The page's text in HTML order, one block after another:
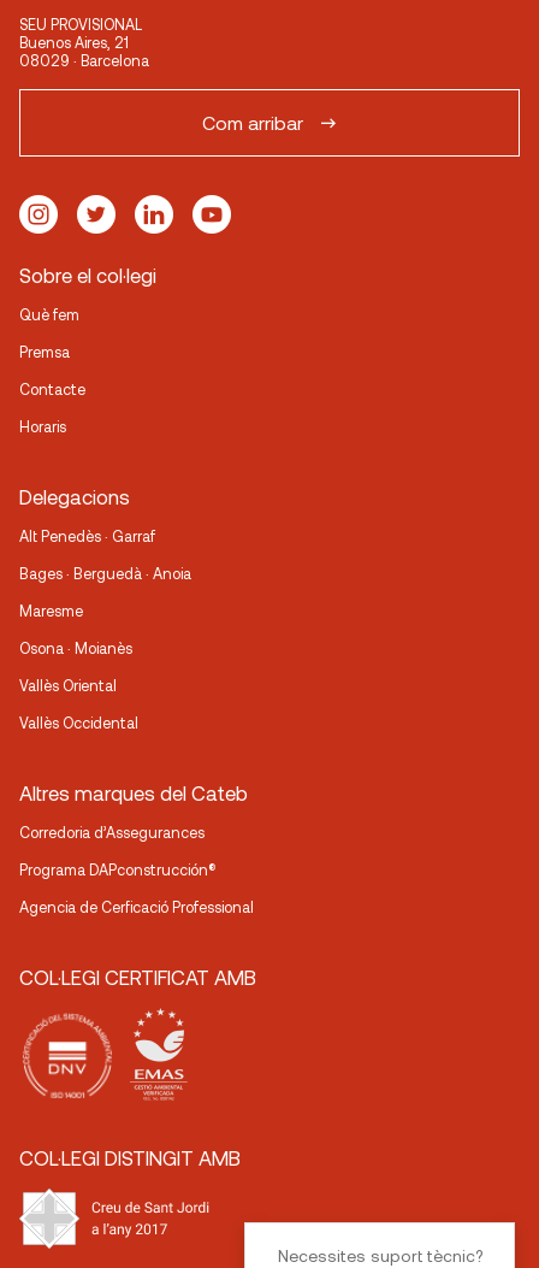
SEU PROVISIONAL
Buenos Aires, 21
08029 · Barcelona
Com arribar
Sobre el col·legi
Què fem
Premsa
Contacte
Horaris
Delegacions
Alt Penedès · Garraf
Bages · Berguedà · Anoia
Maresme
Osona · Moianès
Vallès Oriental
Vallès Occidental
Altres marques del Cateb
Corredoria d’Assegurances
Programa DAPconstrucción®
Agencia de Cerficació Professional
COL·LEGI CERTIFICAT AMB
COL·LEGI DISTINGIT AMB
Necessites suport tècnic?